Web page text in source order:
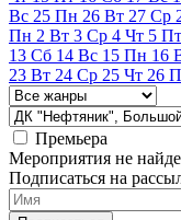
Вс 25 Пн 26 Вт 27 Ср
Пн 2 Вт 3 Ср 4 Чт 5 Пт
13 Сб 14 Вс 15 Пн 16
23 Вт 24 Ср 25 Чт 26
Премьера
Мероприятия не
Подписаться на